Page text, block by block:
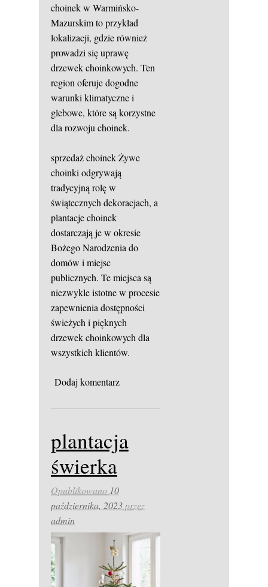
choinek w Warmińsko-
Mazurskim to przykład
lokalizacji, gdzie również
prowadzi się uprawę
drzewek choinkowych. Ten
region oferuje dogodne
warunki klimatyczne i
glebowe, które są korzystne
dla rozwoju choinek.
sprzedaż choinekŻywe
choinki odgrywają
tradycyjną rolę w
świątecznych dekoracjach, a
plantacje choinek
dostarczają je w okresie
Bożego Narodzenia do
domów i miejsc
publicznych. Te miejsca są
niezwykle istotne w procesie
zapewnienia dostępności
świeżych i pięknych
drzewek choinkowych dla
wszystkich klientów.
Dodaj komentarz
plantacja
świerka
Opublikowano 10
października, 2023przez
admin